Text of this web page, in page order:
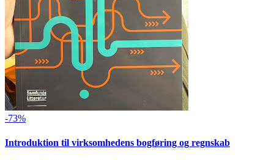
-73%
Introduktion til virksomhedens bogføring og regnskab